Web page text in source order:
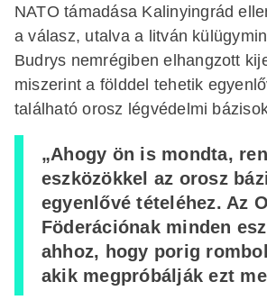
NATO támadása Kalinyingrád
a válasz, utalva a litván
Budrys nemrégiben elhangzott
miszerint a földdel tehetik
található orosz légvédelmi
„Ahogy ön is mondta,
eszközökkel az orosz
egyenlővé tételéhez. Az
Föderációnak minden
ahhoz, hogy porig
akik megpróbálják ezt